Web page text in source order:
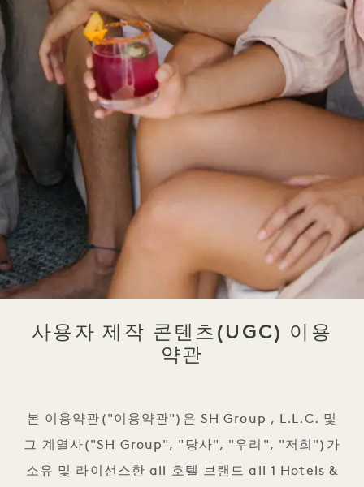
사용자 제작 콘텐츠(UGC) 이용
약관
본 이용약관("이용약관")은 SH Group , L.L.C. 및
그 계열사("SH Group", "당사", "우리", "저희")가
소유 및 라이선스한 all 호텔 브랜드 all 1 Hotels &